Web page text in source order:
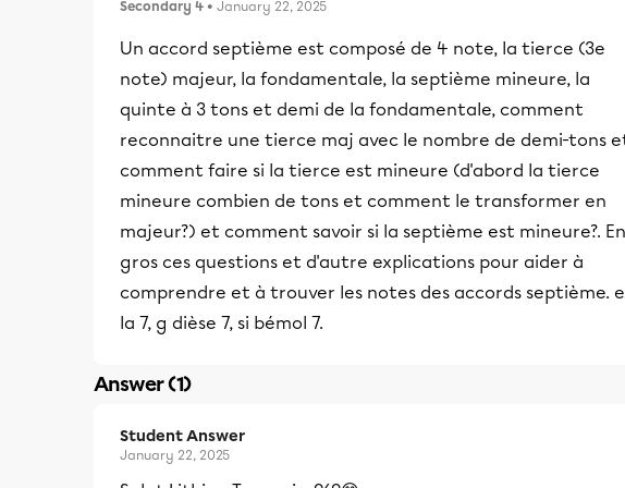
Secondary 4 • January 22, 2025
Un accord septième est composé de 4 note, la tierce (3e
note) majeur, la fondamentale, la septième mineure, la
quinte à 3 tons et demi de la fondamentale, comment
reconnaitre une tierce maj avec le nombre de demi-tons
comment faire si la tierce est mineure (d'abord la tierce
mineure combien de tons et comment le transformer en
majeur?) et comment savoir si la septième est mineure?. En
gros ces questions et d'autre explications pour aider à
comprendre et à trouver les notes des accords septième.
la 7, g dièse 7, si bémol 7.
Answer (1)
Student Answer
January 22, 2025